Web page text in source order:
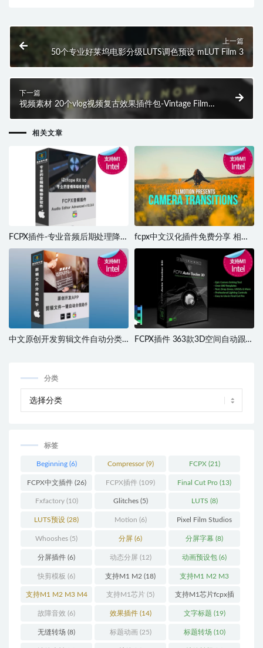
上一篇
50个专业好莱坞电影分级LUTS调色预设 mLUT Film 3
下一篇
视频素材 20个vlog视频复古效果插件包-Vintage Film
Editing Pack
相关文章
FCPX插件-专业音频后期处理降噪
回响回声口齿音编辑器iZotope
RX 10.03
fcpx中文汉化插件免费分享 相机
取景器定格效果无缝过渡转场 支
持M1 Camera Frame Transitions
中文原创开发剪辑文件自动分类
FCPX插件 363款3D空间自动跟踪
分类
标签
Beginning(6) Compressor(9) FCPX(21)
FCPX中文插件(26) FCPX插件 (109) Final Cut Pro (13)
Fxfactory(10) Glitches(5) LUTS (8)
LUTS预设 (28) Motion (6) Pixel Film Studios
(11)
Whooshes (5) 分屏 (6) 分屏字幕 (8)
分屏插件 (6) 动态分屏(12) 动画预设包 (6)
快剪模板 (6) 支持M1 M2 (18) 支持M1 M2 M3
(25)
支持M1 M2 M3 M4
(25)
支持M1芯片 (5) 支持M1芯片fcpx插
件(460)
故障音效 (6) 效果插件(14) 文字标题 (19)
无缝转场 (8) 标题动画(25) 标题转场 (10)